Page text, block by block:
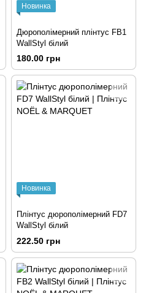
Новинка
Дюрополімерний плінтус FB1
WallStyl білий
180.00 грн
Новинка
Плінтус дюрополімерний FD7
WallStyl білий
222.50 грн